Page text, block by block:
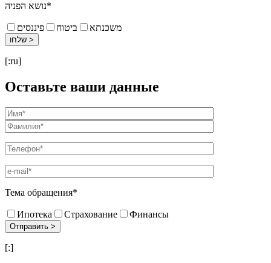
נושא הפניה*
משכנתא ביטוח פיננסים
[:ru]
Оставьте ваши данные
Тема обращения*
Ипотека Страхование Финансы
[:]